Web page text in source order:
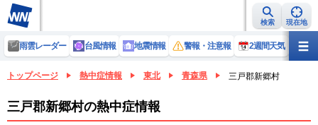
検索 現在地
雨雲レーダー 台風情報 地震情報 警報・注意報 2週間天気 ラ
トップページ 熱中症情報 東北 青森県 三戸郡新郷村
三戸郡新郷村の熱中症情報